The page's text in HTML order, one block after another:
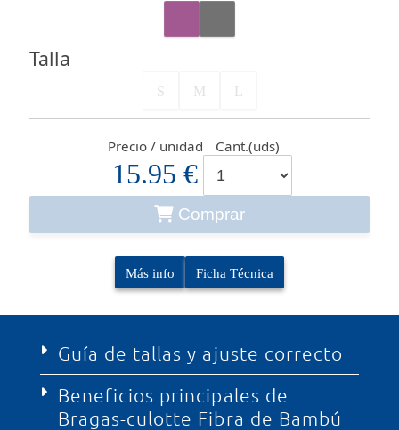
Talla
S M L
Precio / unidad
15.95 €
Cant.(uds)
Comprar
Más info Ficha Técnica
Guía de tallas y ajuste correcto
INDESmed ha desarrollado bajo la
denominación comercial TANGO Sportswear
Beneficios principales de
Bragas-culotte Fibra de Bambú